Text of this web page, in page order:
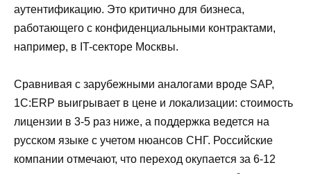
аутентификацию. Это критично для бизнеса,
работающего с конфиденциальными контрактами,
например, в IT-секторе Москвы.
Сравнивая с зарубежными аналогами вроде SAP,
1С:ERP выигрывает в цене и локализации: стоимость
лицензии в 3-5 раз ниже, а поддержка ведется на
русском языке с учетом нюансов СНГ. Российские
компании отмечают, что переход окупается за 6-12